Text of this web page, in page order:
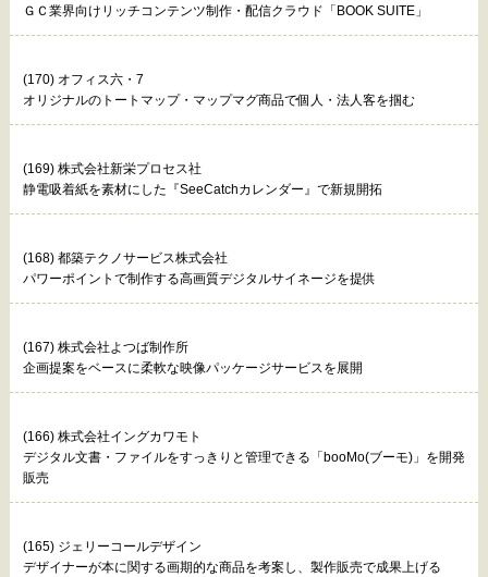
ＧＣ業界向けリッチコンテンツ制作・配信クラウド「BOOK SUITE」
(170) オフィス六・7
オリジナルのトートマップ・マップマグ商品で個人・法人客を掴む
(169) 株式会社新栄プロセス社
静電吸着紙を素材にした『SeeCatchカレンダー』で新規開拓
(168) 都築テクノサービス株式会社
パワーポイントで制作する高画質デジタルサイネージを提供
(167) 株式会社よつば制作所
企画提案をベースに柔軟な映像パッケージサービスを展開
(166) 株式会社イングカワモト
デジタル文書・ファイルをすっきりと管理できる「booMo(ブーモ)」を開発
販売
(165) ジェリーコールデザイン
デザイナーが本に関する画期的な商品を考案し、製作販売で成果上げる